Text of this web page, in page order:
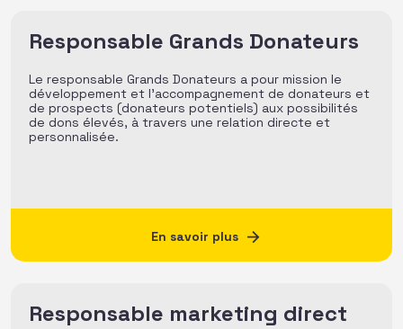
Responsable Grands Donateurs
Le responsable Grands Donateurs a pour mission le
développement et l’accompagnement de donateurs et
de prospects (donateurs potentiels) aux possibilités
de dons élevés, à travers une relation directe et
personnalisée.
En savoir plus
Responsable marketing direct